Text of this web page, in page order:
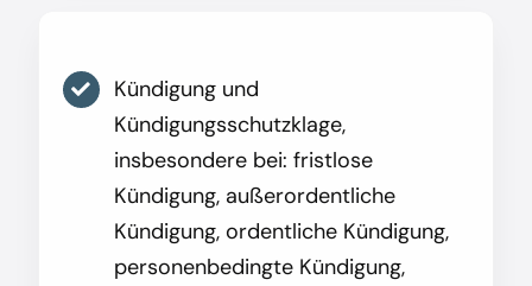
Kündigung und
Kündigungsschutzklage,
insbesondere bei: fristlose
Kündigung, außerordentliche
Kündigung, ordentliche Kündigung,
personenbedingte Kündigung,